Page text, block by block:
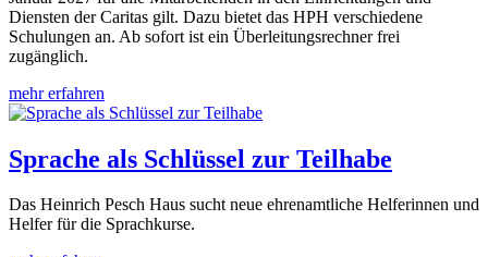
Diensten der Caritas gilt. Dazu bietet das HPH verschiedene
Schulungen an. Ab sofort ist ein Überleitungsrechner frei
zugänglich.
mehr erfahren
Sprache als Schlüssel zur Teilhabe
Das Heinrich Pesch Haus sucht neue ehrenamtliche Helferinnen und
Helfer für die Sprachkurse.